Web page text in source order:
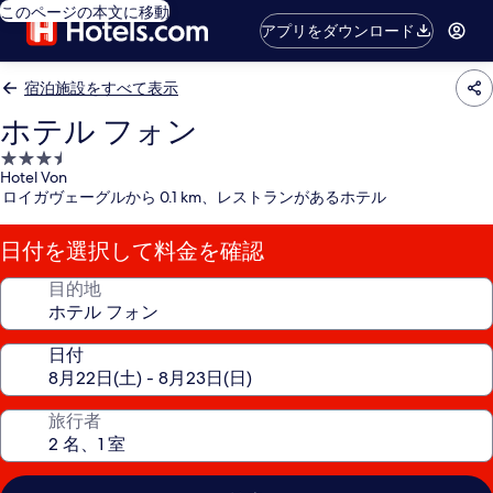
このページの本文に移動
アプリをダウンロード
宿泊施設をすべて表示
ホテル フォン
3.5
つ
星
宿
泊
施
Hotel Von
ロイガヴェーグルから 0.1 km、レストランがあるホテル
日付を選択して料金を確認
目的地
日付
旅行者